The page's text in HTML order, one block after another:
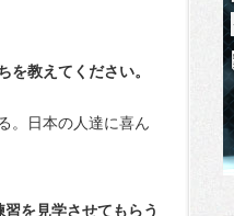
教えてください。
。日本の人達に喜ん
を見学させてもらう